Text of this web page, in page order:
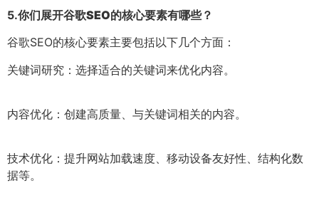
5.你们展开谷歌SEO的核心要素有哪些？
谷歌SEO的核心要素主要包括以下几个方面：
关键词研究：选择适合的关键词来优化内容。
内容优化：创建高质量、与关键词相关的内容。
技术优化：提升网站加载速度、移动设备友好性、结构化数
据等。